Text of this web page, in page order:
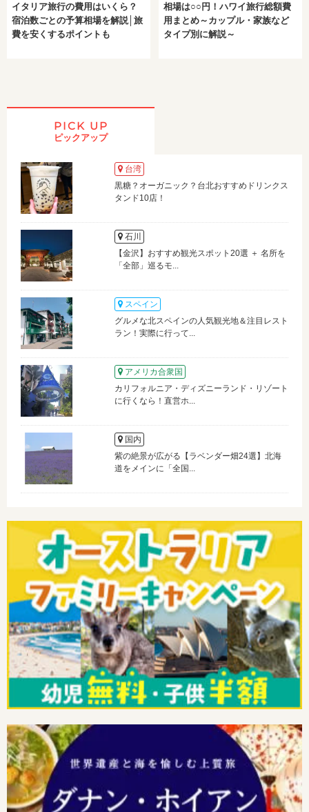
イタリア旅行の費用はいくら？
宿泊数ごとの予算相場を解説│旅
費を安くするポイントも
相場は○○円！ハワイ旅行総額費
用まとめ～カップル・家族など
タイプ別に解説～
PICK UP
ピックアップ
台湾
黒糖？オーガニック？台北おすすめドリンクス
タンド10店！
石川
【金沢】おすすめ観光スポット20選 ＋ 名所を
「全部」巡るモ...
スペイン
グルメな北スペインの人気観光地＆注目レスト
ラン！実際に行って...
アメリカ合衆国
カリフォルニア・ディズニーランド・リゾート
に行くなら！直営ホ...
国内
紫の絶景が広がる【ラベンダー畑24選】北海
道をメインに「全国...